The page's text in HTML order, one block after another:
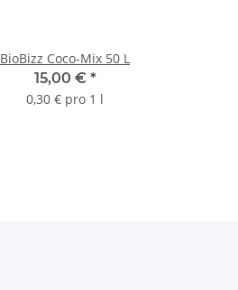
BioBizz Coco-Mix 50 L
15,00 € *
0,30 € pro 1 l